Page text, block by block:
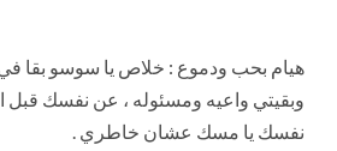
هيام بحب ودموع : خلاص يا سوسو بقا
وبقيتي واعيه ومسئوله ، عن نفسك
نفسك يا مسك عشان خاطري .